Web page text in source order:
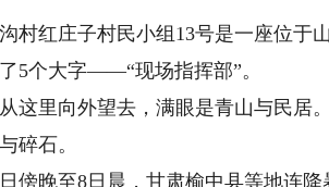
红庄子村民小组13号是一座位于
5个大字——“现场指挥部”。
里向外望去，满眼是青山与民居
碎石。
晚至8日晨，甘肃榆中县等地连降